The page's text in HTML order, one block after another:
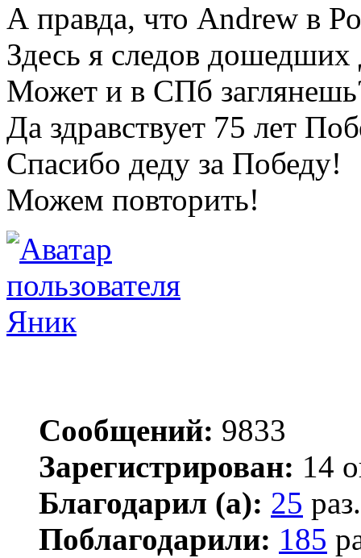
А правда, что Andrew в
Здесь я следов
Может и в СПб
Да здравствует 75 лет
Спасибо деду за Победу!
Можем повторить!
Яник
Сообщений: 9833
Зарегистрирован: 14
Благодарил (а): 25 раз.
Поблагодарили: 185